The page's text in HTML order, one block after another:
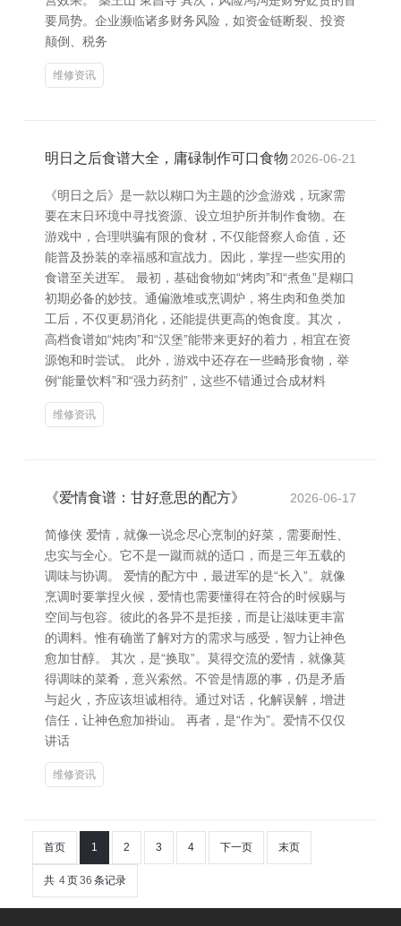
要局势。企业濒临诸多财务风险，如资金链断裂、投资
颠倒、税务
维修资讯
明日之后食谱大全，庸碌制作可口食物 2026-06-21
《明日之后》是一款以糊口为主题的沙盒游戏，玩家需
要在末日环境中寻找资源、设立坦护所并制作食物。在
游戏中，合理哄骗有限的食材，不仅能督察人命值，还
能普及扮装的幸福感和宣战力。因此，掌捏一些实用的
食谱至关进军。 最初，基础食物如“烤肉”和“煮鱼”是糊口
初期必备的妙技。通偏激堆或烹调炉，将生肉和鱼类加
工后，不仅更易消化，还能提供更高的饱食度。其次，
高档食谱如“炖肉”和“汉堡”能带来更好的着力，相宜在资
源饱和时尝试。 此外，游戏中还存在一些畸形食物，举
例“能量饮料”和“强力药剂”，这些不错通过合成材料
维修资讯
《爱情食谱：甘好意思的配方》 2026-06-17
简修侠 爱情，就像一说念尽心烹制的好菜，需要耐性、
忠实与全心。它不是一蹴而就的适口，而是三年五载的
调味与协调。 爱情的配方中，最进军的是“长入”。就像
烹调时要掌捏火候，爱情也需要懂得在符合的时候赐与
空间与包容。彼此的各异不是拒接，而是让滋味更丰富
的调料。惟有确凿了解对方的需求与感受，智力让神色
愈加甘醇。 其次，是“换取”。莫得交流的爱情，就像莫
得调味的菜肴，意兴索然。不管是情愿的事，仍是矛盾
与起火，齐应该坦诚相待。通过对话，化解误解，增进
信任，让神色愈加褂讪。 再者，是“作为”。爱情不仅仅
讲话
维修资讯
首页 1 2 3 4 下一页 末页
共 4页36 条记录